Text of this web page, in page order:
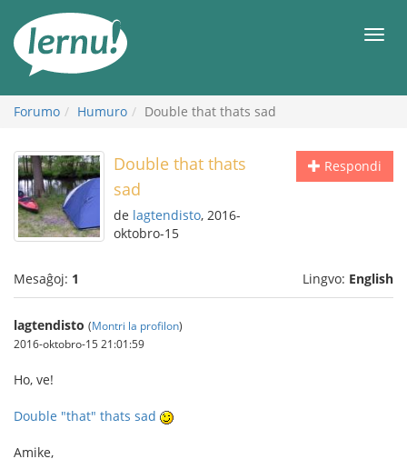
enhavo
Forumo Humuro Double that thats sad
Respondi
Double that thats
sad
de lagtendisto, 2016-
oktobro-15
Mesaĝoj: 1 Lingvo: English
lagtendisto (Montri la profilon)
2016-oktobro-15 21:01:59
Ho, ve!
Double "that" thats sad
Amike,